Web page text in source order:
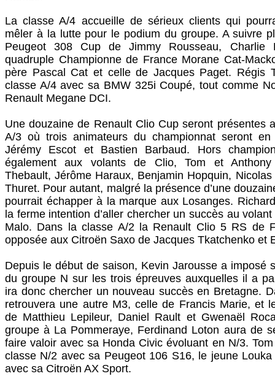
La classe A/4 accueille de sérieux clients qui
mêler à la lutte pour le podium du groupe. A suivre
Peugeot 308 Cup de Jimmy Rousseau,
quadruple Championne de France Morane Cat-
père Pascal Cat et celle de Jacques Paget. Régis
classe A/4 avec sa BMW 325i Coupé, tout comme
Renault Megane DCI.
Une douzaine de Renault Clio Cup seront présentes
A/3 où trois animateurs du championnat seront
Jérémy Escot et Bastien Barbaud. Hors
également aux volants de Clio, Tom et Anthony
Thebault, Jérôme Haraux, Benjamin Hopquin,
Thuret. Pour autant, malgré la présence d’une
pourrait échapper à la marque aux Losanges.
la ferme intention d’aller chercher un succès au
Malo. Dans la classe A/2 la Renault Clio 5 RS de
opposée aux Citroën Saxo de Jacques Tkatchenko et
Depuis le début de saison, Kevin Jarousse a imposé
du groupe N sur les trois épreuves auxquelles il a
ira donc chercher un nouveau succès en Bretagne.
retrouvera une autre M3, celle de Francis Marie, et
de Matthieu Lepileur, Daniel Rault et Gwenaël
groupe à La Pommeraye, Ferdinand Loton aura de
faire valoir avec sa Honda Civic évoluant en N/3.
classe N/2 avec sa Peugeot 106 S16, le jeune
avec sa Citroën AX Sport.